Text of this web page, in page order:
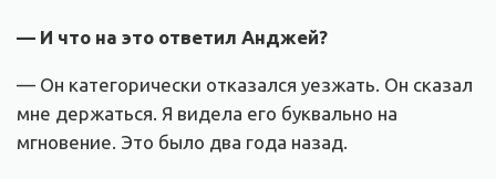
— И что на это ответил Анджей?
— Он категорически отказался уезжать. Он сказал
мне держаться. Я видела его буквально на
мгновение. Это было два года назад.